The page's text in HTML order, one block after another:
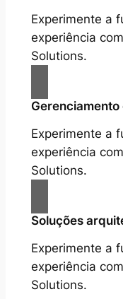
Experimente a
experiência
Solutions.
Experimente a
experiência
Solutions.
Soluções
Experimente a
experiência
Solutions.